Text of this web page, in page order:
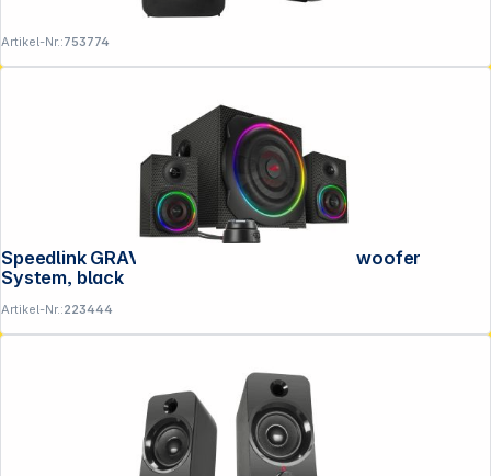
Artikel-Nr.:753774
Speedlink GRAVITY CARBON RGB 2.1 Subwoofer
System, black
Artikel-Nr.:223444